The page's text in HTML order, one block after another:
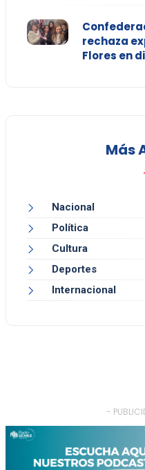
rechaza
Flores en
Más
Nacional
Política
Cultura
Deportes
Internacional
-